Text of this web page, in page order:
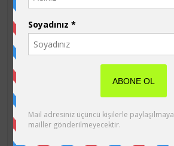
Son eklenen yazılar
Dünya Uyku Günü “İyi Uyu, Daha İyi
Geç Kahvaltı Biyolojik Yaşlanma,